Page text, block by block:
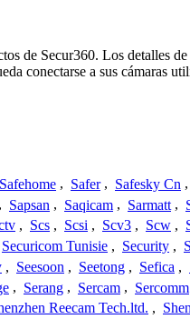
de Secur360. Los detalles
conectarse a sus cámaras
Safehome , Safer , Safesky Cn ,
, Sapsan , Saqicam , Sarmatt ,
, Scs , Scsi , Scv3 , Scw ,
Securicom Tunisie , Security ,
, Seesoon , Seetong , Sefica ,
, Serang , Sercam , Sercomm
Reecam Tech.ltd. ,